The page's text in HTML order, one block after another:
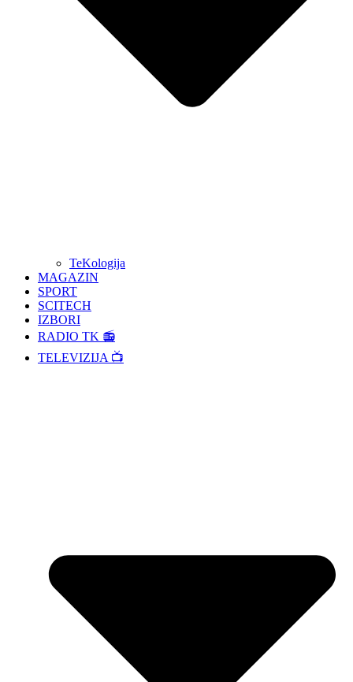
TeKologija
MAGAZIN
SPORT
SCITECH
IZBORI
RADIO TK 📻
TELEVIZIJA 📺